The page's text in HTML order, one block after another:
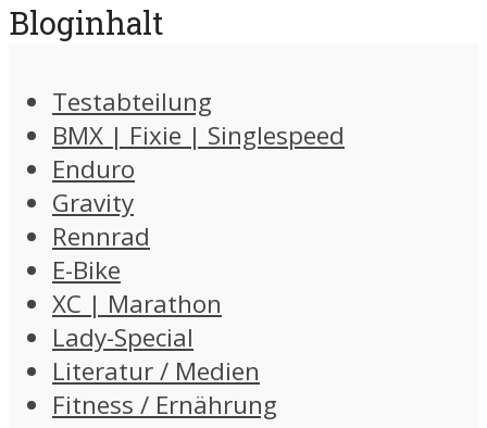
Bloginhalt
Testabteilung
BMX | Fixie | Singlespeed
Enduro
Gravity
Rennrad
E-Bike
XC | Marathon
Lady-Special
Literatur / Medien
Fitness / Ernährung